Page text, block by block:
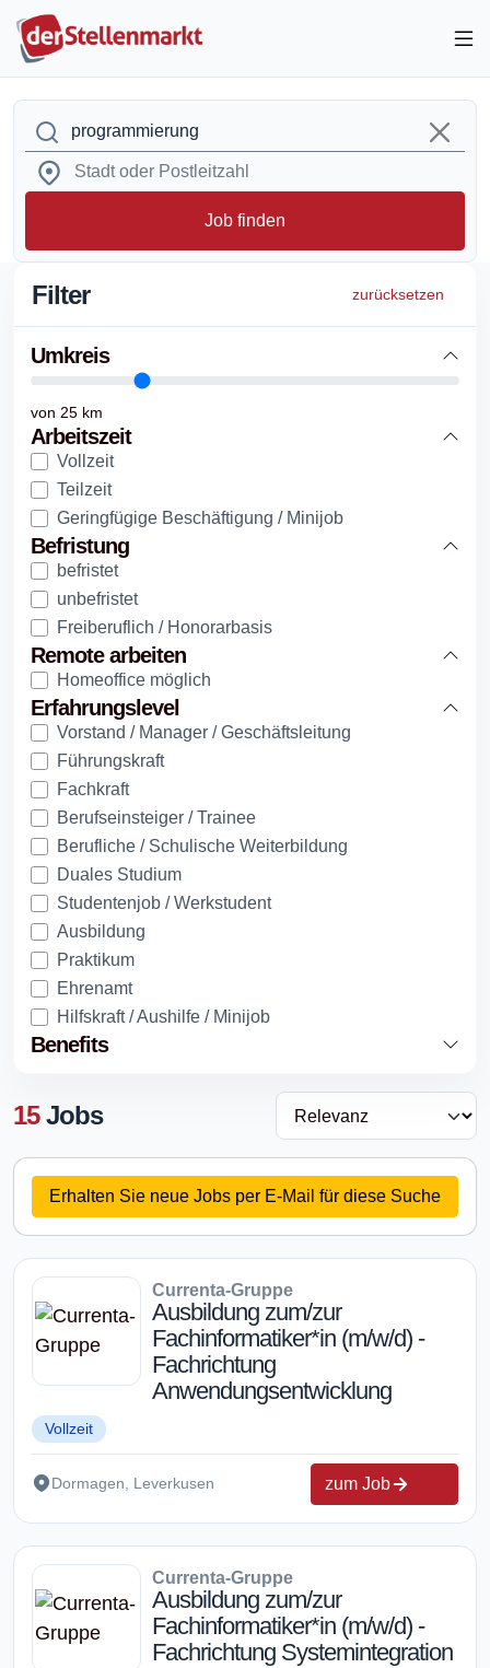
Job finden
Filter zurücksetzen
Umkreis
von 25 km
Arbeitszeit
Vollzeit
Teilzeit
Geringfügige Beschäftigung / Minijob
Befristung
befristet
unbefristet
Freiberuflich / Honorarbasis
Remote arbeiten
Homeoffice möglich
Erfahrungslevel
Vorstand / Manager / Geschäftsleitung
Führungskraft
Fachkraft
Berufseinsteiger / Trainee
Berufliche / Schulische Weiterbildung
Duales Studium
Studentenjob / Werkstudent
Ausbildung
Praktikum
Ehrenamt
Hilfskraft / Aushilfe / Minijob
Benefits
15Jobs
Erhalten Sie neue Jobs per E-Mail für diese Suche
Currenta-Gruppe
Ausbildung zum/zur
Fachinformatiker*in (m/w/d) -
Fachrichtung
Anwendungsentwicklung
Vollzeit
Dormagen, Leverkusen zum Job
Currenta-Gruppe
Ausbildung zum/zur
Fachinformatiker*in (m/w/d) -
Fachrichtung Systemintegration